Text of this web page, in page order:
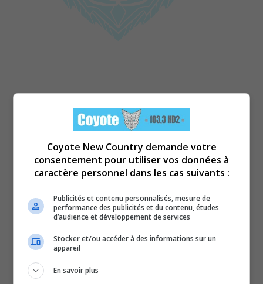
Coyote New Country demande votre
consentement pour utiliser vos données à
caractère personnel dans les cas suivants :
Publicités et contenu personnalisés, mesure de
performance des publicités et du contenu, études
d’audience et développement de services
Stocker et/ou accéder à des informations sur un
appareil
En savoir plus